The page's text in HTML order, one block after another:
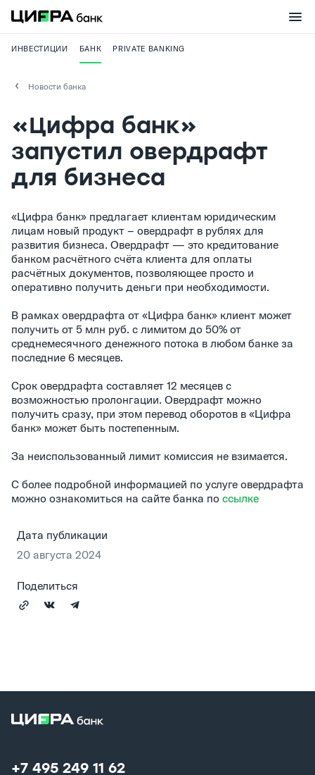
ИНВЕСТИЦИИ БАНК PRIVATE BANKING
Новости банка
«Цифра банк»
запустил овердрафт
для бизнеса
«Цифра банк» предлагает клиентам юридическим
лицам новый продукт – овердрафт в рублях для
развития бизнеса. Овердрафт — это кредитование
банком расчётного счёта клиента для оплаты
расчётных документов, позволяющее просто и
оперативно получить деньги при необходимости.
В рамках овердрафта от «Цифра банк» клиент может
получить от 5 млн руб. с лимитом до 50% от
среднемесячного денежного потока в любом банке за
последние 6 месяцев.
Срок овердрафта составляет 12 месяцев с
возможностью пролонгации. Овердрафт можно
получить сразу, при этом перевод оборотов в «Цифра
банк» может быть постепенным.
За неиспользованный лимит комиссия не взимается.
С более подробной информацией по услуге овердрафта
можно ознакомиться на сайте банка по ссылке
Дата публикации
20 августа 2024
Поделиться
+7 495 249 11 62